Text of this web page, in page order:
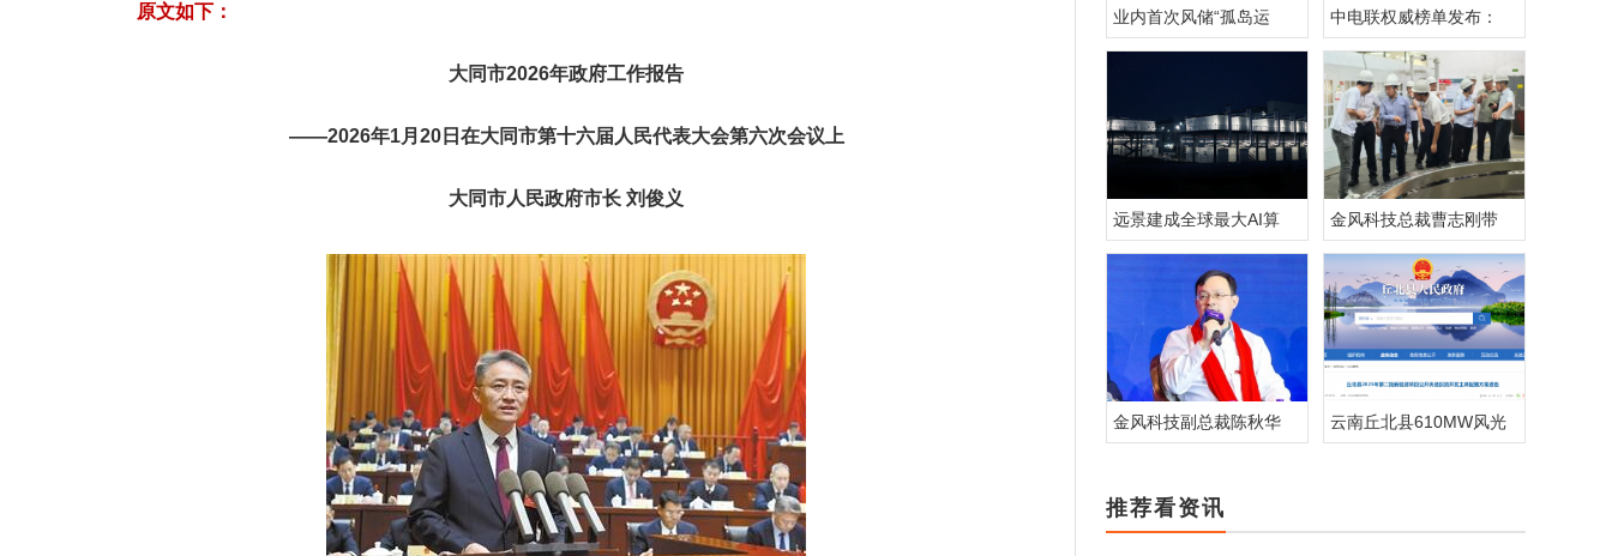
原文如下：
大同市2026年政府工作报告
——2026年1月20日在大同市第十六届人民代表大会第六次会议上
大同市人民政府市长 刘俊义
业内首次风储“孤岛运 中电联权威榜单发布：
远景建成全球最大AI算 金风科技总裁曹志刚带
金风科技副总裁陈秋华 云南丘北县610MW风光
推荐看资讯